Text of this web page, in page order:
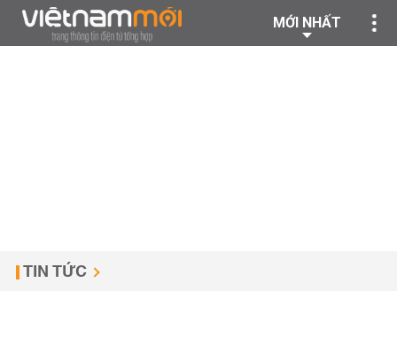
MỚI NHẤT
TIN TỨC